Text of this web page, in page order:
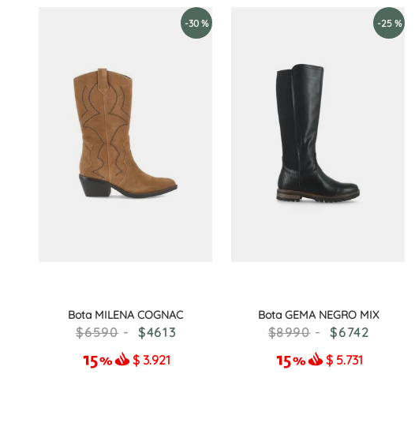
-30 %
Bota MILENA COGNAC
6590
4613
$ 3.921
-25 %
Bota GEMA NEGRO MIX
8990
6742
$ 5.731